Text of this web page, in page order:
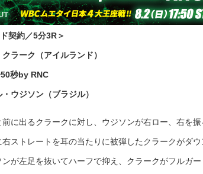
契約／5分3R＞
ラーク（アイルランド）
秒by RNC
ウジソン（ブラジル）
前に出るクラークに対し、ウジソンが右ロー、右を
右ストレートを耳の当たりに被弾したクラークがダ
ンが左足を抜いてハーフで抑え、クラークがフルガ